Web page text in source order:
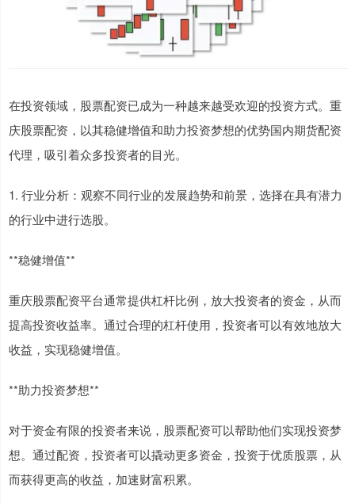
在投资领域，股票配资已成为一种越来越受欢迎的投资方式。重
庆股票配资，以其稳健增值和助力投资梦想的优势国内期货配资
代理，吸引着众多投资者的目光。
1. 行业分析：观察不同行业的发展趋势和前景，选择在具有潜力
的行业中进行选股。
**稳健增值**
重庆股票配资平台通常提供杠杆比例，放大投资者的资金，从而
提高投资收益率。通过合理的杠杆使用，投资者可以有效地放大
收益，实现稳健增值。
**助力投资梦想**
对于资金有限的投资者来说，股票配资可以帮助他们实现投资梦
想。通过配资，投资者可以撬动更多资金，投资于优质股票，从
而获得更高的收益，加速财富积累。